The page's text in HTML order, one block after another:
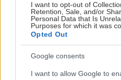
I want to opt-out of
Retention, Sale, and/or
Personal Data that Is
Purposes for which it was
Opted Out
Google consents
I want to allow Google to